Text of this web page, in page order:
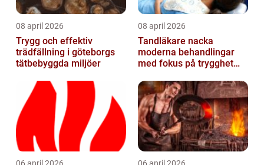
08 april 2026
Trygg och effektiv
trädfällning i göteborgs
tätbebyggda miljöer
08 april 2026
Tandläkare nacka
moderna behandlingar
med fokus på trygghet
06 april 2026 06 april 2026